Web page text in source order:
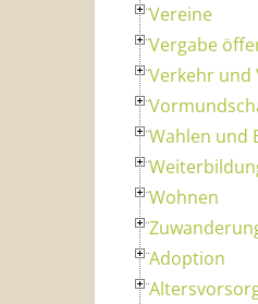
Vereine
Vergabe
Verkehr und
Wahlen und
Wohnen
Adoption